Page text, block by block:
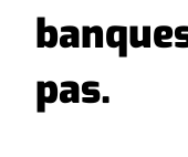
pas.